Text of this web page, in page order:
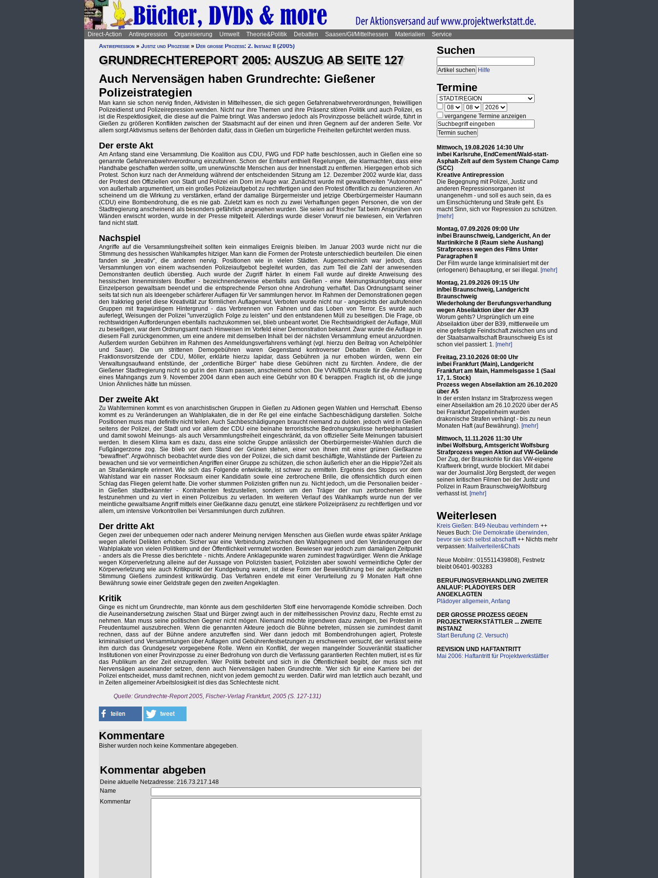
Direct-Action Antirepression Organisierung Umwelt Theorie&Politik Debatten Saasen/GI/Mittelhessen Materialien
Service
Antirepression » Justiz und Prozesse » Der große Prozess: 2. Instanz II (2005)
GRUNDRECHTEREPORT 2005: AUSZUG AB SEITE 127
Auch Nervensägen haben Grundrechte: Gießener
Polizeistrategien
Man kann sie schon nervig finden, Aktivisten in Mittelhessen, die sich gegen Gefahrenabwehrverordnungen, freiwilligen
Polizeidienst und Polizeirepression wenden. Nicht nur ihre Themen und ihre Präsenz stören Politik und auch Polizei, es
ist die Respektlosigkeit, die diese auf die Palme bringt. Was anderswo jedoch als Provinzposse belächelt würde, führt in
Gießen zu größeren Konflikten zwischen der Staatsmacht auf der einen und ihren Gegnern auf der anderen Seite. Vor
allem sorgt Aktivismus seitens der Behörden dafür, dass in Gießen um bürgerliche Freiheiten gefürchtet werden muss.
Der erste Akt
Am Anfang stand eine Versammlung. Die Koalition aus CDU, FWG und FDP hatte beschlossen, auch in Gießen eine so
genannte Gefahrenabwehrverordnung einzuführen. Schon der Entwurf enthielt Regelungen, die klarmachten, dass eine
Handhabe geschaffen werden sollte, um unerwünschte Menschen aus der Innenstadt zu entfernen. Hiergegen erhob sich
Protest. Schon kurz nach der Anmeldung während der entscheidenden Sitzung am 12. Dezember 2002 wurde klar, dass
der Protest den Offiziellen von Stadt und Polizei ein Dorn im Auge war. Zunächst wurde mit gewaltbereiten "Autonomen"
von außerhalb argumentiert, um ein großes Polizeiaufgebot zu rechtfertigen und den Protest öffentlich zu denunzieren. An
scheinend um die Wirkung zu verstärken, erfand der damalige Bürgermeister und jetzige Oberbürgermeister Haumann
(CDU) eine Bombendrohung, die es nie gab. Zuletzt kam es noch zu zwei Verhaftungen gegen Personen, die von der
Stadtregierung anscheinend als besonders gefährlich angesehen wurden. Sie seien auf frischer Tat beim Ansprühen von
Wänden erwischt worden, wurde in der Presse mitgeteilt. Allerdings wurde dieser Vorwurf nie bewiesen, ein Verfahren
fand nicht statt.
Nachspiel
Angriffe auf die Versammlungsfreiheit sollten kein einmaliges Ereignis bleiben. Im Januar 2003 wurde nicht nur die
Stimmung des hessischen Wahlkampfes hitziger. Man kann die Formen der Proteste unterschiedlich beurteilen. Die einen
fanden sie „kreativ“, die anderen nervig. Positionen wie in vielen Städten. Augenscheinlich war jedoch, dass
Versammlungen von einem wachsenden Polizeiaufgebot begleitet wurden, das zum Teil die Zahl der anwesenden
Demonstranten deutlich überstieg. Auch wurde der Zugriff härter. In einem Fall wurde auf direkte Anweisung des
hessischen Innenministers Bouffier - bezeichnenderweise ebenfalls aus Gießen - eine Meinungskundgebung einer
Einzelperson gewaltsam beendet und die entsprechende Person ohne Androhung verhaftet. Das Ordnungsamt seiner
seits tat sich nun als Ideengeber schärferer Auflagen für Ver sammlungen hervor. Im Rahmen der Demonstrationen gegen
den Irakkrieg geriet diese Kreativität zur förmlichen Auflagenwut. Verboten wurde nicht nur - angesichts der aufrufenden
Gruppen mit fragwürdigem Hintergrund - das Verbrennen von Fahnen und das Loben von Terror. Es wurde auch
auferlegt, Weisungen der Polizei "unverzüglich Folge zu leisten" und den entstandenen Müll zu beseitigen. Die Frage, ob
rechtswidrigen Aufforderungen ebenfalls nachzukommen sei, blieb unbeant wortet. Die Rechtswidrigkeit der Auflage, Müll
zu beseitigen, war dem Ordnungsamt nach Hinweisen im Vorfeld einer Demonstration bekannt. Zwar wurde die Auflage in
diesem Fall zurückgenommen, um eine andere mit demselben Inhalt bei der nächsten Versammlung erneut anzuordnen.
Außerdem wurden Gebühren im Rahmen des Anmeldungsverfahrens verhängt (vgl. hierzu den Beitrag von Achelpöhler
und Sauer). Die um strittenen Demogebühren waren Gegenstand kontroverser Debatten in Gießen. Der
Fraktionsvorsitzende der CDU, Möller, erklärte hierzu lapidar, dass Gebühren ja nur erhoben würden, wenn ein
Verwaltungsaufwand entstünde, der „ordentliche Bürger“ habe diese Gebühren nicht zu fürchten. Andere, die der
Gießener Stadtregierung nicht so gut in den Kram passen, anscheinend schon. Die VVN/BDA musste für die Anmeldung
eines Mahngangs zum 9. November 2004 dann eben auch eine Gebühr von 80 € berappen. Fraglich ist, ob die junge
Union Ähnliches hätte tun müssen.
Der zweite Akt
Zu Wahlterminen kommt es von anarchistischen Gruppen in Gießen zu Aktionen gegen Wahlen und Herrschaft. Ebenso
kommt es zu Veränderungen an Wahlplakaten, die in der Re gel eine einfache Sachbeschädigung darstellen. Solche
Positionen muss man definitiv nicht teilen. Auch Sachbeschädigungen braucht niemand zu dulden. jedoch wird in Gießen
seitens der Polizei, der Stadt und vor allem der CDU eine beinahe terroristische Bedrohungskulisse herbeiphantasiert
und damit sowohl Meinungs- als auch Versammlungsfreiheit eingeschränkt, da von offizieller Seite Meinungen tabuisiert
werden. In diesem Klima kam es dazu, dass eine solche Gruppe anlässlich der Oberbürgermeister-Wahlen durch die
Fußgängerzone zog. Sie blieb vor dem Stand der Grünen stehen, einer von ihnen mit einer grünen Gießkanne
"bewaffnet". Argwöhnisch beobachtet wurde dies von der Polizei, die sich damit beschäftigte, Wahlstände der Parteien zu
bewachen und sie vor vermeintlichen Angriffen einer Gruppe zu schützen, die schon äußerlich eher an die Hippie?Zeit als
an Straßenkämpfe erinnert. Wie sich das Folgende entwickelte, ist schwer zu ermitteln. Ergebnis des Stopps vor dem
Wahlstand war ein nasser Rocksaum einer Kandidatin sowie eine zerbrochene Brille, die offensichtlich durch einen
Schlag das Fliegen gelernt hatte. Die vorher stummen Polizisten griffen nun zu. Nicht jedoch, um die Personalien beider -
in Gießen stadtbekannter - Kontrahenten festzustellen, sondern um den Träger der nun zerbrochenen Brille
festzunehmen und zu viert in einen Polizeibus zu verladen. Im weiteren Verlauf des Wahlkampfs wurde nun der ver
meintliche gewaltsame Angriff mittels einer Gießkanne dazu genutzt, eine stärkere Polizeipräsenz zu rechtfertigen und vor
allem, um intensive Vorkontrollen bei Versammlungen durch zuführen.
Der dritte Akt
Gegen zwei der unbequemen oder nach anderer Meinung nervigen Menschen aus Gießen wurde etwas später Anklage
wegen allerlei Delikten erhoben. Sicher war eine Verbindung zwischen den Wahlgegnern und den Veränderungen der
Wahlplakate von vielen Politikern und der Öffentlichkeit vermutet worden. Bewiesen war jedoch zum damaligen Zeitpunkt
- anders als die Presse dies berichtete - nichts. Andere Anklagepunkte waren zumindest fragwürdiger. Wenn die Anklage
wegen Körperverletzung alleine auf der Aussage von Polizisten basiert, Polizisten aber sowohl vermeintliche Opfer der
Körperverletzung wie auch Kritikpunkt der Kundgebung waren, ist diese Form der Beweisführung bei der aufgeheizten
Stimmung Gießens zumindest kritikwürdig. Das Verfahren endete mit einer Verurteilung zu 9 Monaten Haft ohne
Bewährung sowie einer Geldstrafe gegen den zweiten Angeklagten.
Kritik
Ginge es nicht um Grundrechte, man könnte aus dem geschilderten Stoff eine hervorragende Komödie schreiben. Doch
die Auseinandersetzung zwischen Staat und Bürger zwingt auch in der mittelhessischen Provinz dazu, Rechte ernst zu
nehmen. Man muss seine politischen Gegner nicht mögen. Niemand möchte irgendwen dazu zwingen, bei Protesten in
Freudentaumel auszubrechen. Wenn die genannten Akteure jedoch die Bühne betreten, müssen sie zumindest damit
rechnen, dass auf der Bühne andere anzutreffen sind. Wer dann jedoch mit Bombendrohungen agiert, Proteste
kriminalisiert und Versammlungen über Auflagen und Gebührenfestsetzungen zu erschweren versucht, der verlässt seine
ihm durch das Grundgesetz vorgegebene Rolle. Wenn ein Konflikt, der wegen mangelnder Souveränität staatlicher
Institutionen von einer Provinzposse zu einer Bedrohung von durch die Verfassung garantierten Rechten mutiert, ist es für
das Publikum an der Zeit einzugreifen. Wer Politik betreibt und sich in die Öffentlichkeit begibt, der muss sich mit
Nervensägen auseinander setzen, denn auch Nervensägen haben Grundrechte. 'Wer sich für eine Karriere bei der
Polizei entscheidet, muss damit rechnen, nicht von jedem gemocht zu werden. Dafür wird man letztlich auch bezahlt, und
in Zeiten allgemeiner Arbeitslosigkeit ist dies das Schlechteste nicht.
Quelle: Grundrechte-Report 2005, Fischer-Verlag Frankfurt, 2005 (S. 127-131)
Kommentare
Bisher wurden noch keine Kommentare abgegeben.
Kommentar abgeben
Deine aktuelle Netzadresse: 216.73.217.148
Name
Kommentar
Suchen
Hilfe
Termine
vergangene Termine anzeigen
Mittwoch, 19.08.2026 14:30 Uhr
in/bei Karlsruhe, EndCement/Wald-statt-
Asphalt-Zelt auf dem System Change Camp
(SCC)
Kreative Antirepression
Die Begegnung mit Polizei, Justiz und
anderen Repressionsorganen ist
unangenehm - und soll es auch sein, da es
um Einschüchterung und Strafe geht. Es
macht Sinn, sich vor Repression zu schützen.
[mehr]
Montag, 07.09.2026 09:00 Uhr
in/bei Braunschweig, Landgericht, An der
Martinikirche 8 (Raum siehe Aushang)
Strafprozess wegen des Films Unter
Paragraphen II
Der Film wurde lange kriminalisiert mit der
(erlogenen) Behauptung, er sei illegal. [mehr]
Montag, 21.09.2026 09:15 Uhr
in/bei Braunschweig, Landgericht
Braunschweig
Wiederholung der Berufungsverhandlung
wegen Abseilaktion über der A39
Worum gehts? Ursprünglich um eine
Abseilaktion über der B39, mittlerweile um
eine gefestigte Feindschaft zwischen uns und
der Staatsanwaltschaft Braunschweig Es ist
schon viel passiert: 1. [mehr]
Freitag, 23.10.2026 08:00 Uhr
in/bei Frankfurt (Main), Landgericht
Frankfurt am Main, Hammelsgasse 1 (Saal
17, 1. Stock)
Prozess wegen Abseilaktion am 26.10.2020
über A5
In der ersten Instanz im Strafprozess wegen
einer Abseilaktion am 26.10.2020 über der A5
bei Frankfurt Zeppelinheim wurden
drakonische Strafen verhängt - bis zu neun
Monaten Haft (auf Bewährung). [mehr]
Mittwoch, 11.11.2026 11:30 Uhr
in/bei Wolfsburg, Amtsgericht Wolfsburg
Strafprozess wegen Aktion auf VW-Gelände
Der Zug, der Braunkohle für das VW-eigene
Kraftwerk bringt, wurde blockiert. Mit dabei
war der Journalist Jörg Bergstedt, der wegen
seinen kritischen Filmen bei der Justiz und
Polizei in Raum Braunschweig/Wolfsburg
verhasst ist. [mehr]
Weiterlesen
Kreis Gießen: B49-Neubau verhindern ++
Neues Buch: Die Demokratie überwinden,
bevor sie sich selbst abschafft++ Nichts mehr
verpassen: Mailverteiler&Chats
Neue Mobilnr.: 015511439808), Festnetz
bleibt 06401-903283
BERUFUNGSVERHANDLUNG ZWEITER
ANLAUF: PLÄDOYERS DER
ANGEKLAGTEN
Plädoyer allgemein, Anfang
DER GROSSE PROZESS GEGEN
PROJEKTWERKSTÄTTLER ... ZWEITE
INSTANZ
Start Berufung (2. Versuch)
REVISION UND HAFTANTRITT
Mai 2006: Haftantritt für Projektwerkstättler